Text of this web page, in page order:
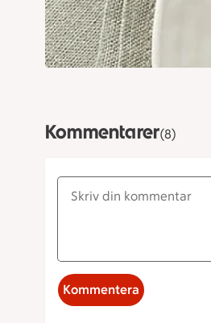
Kommentarer(8)
Kommentera